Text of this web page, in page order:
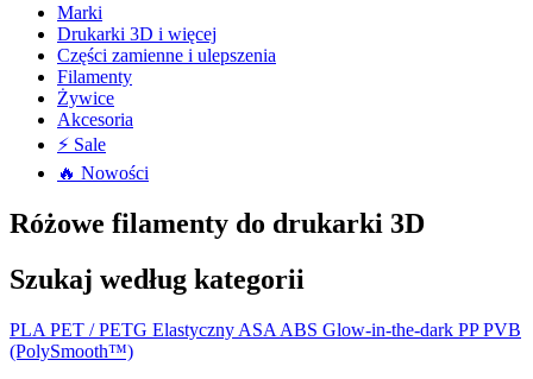
Marki
Drukarki 3D i więcej
Części zamienne i ulepszenia
Filamenty
Żywice
Akcesoria
⚡ Sale
🔥 Nowości
Różowe filamenty do drukarki 3D
Szukaj według kategorii
PLA PET / PETG Elastyczny ASA ABS Glow-in-the-dark PP PVB
(PolySmooth™)